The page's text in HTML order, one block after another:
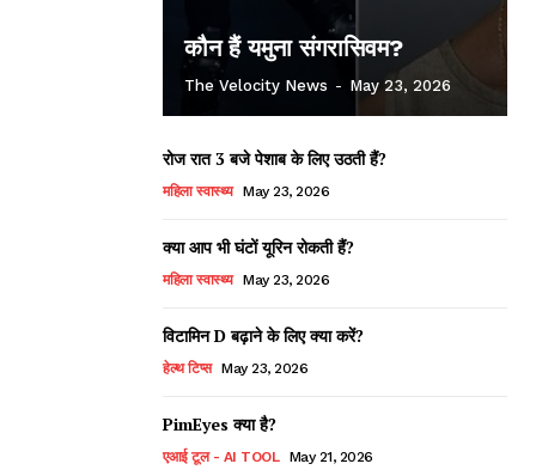
कौन हैं यमुना संगरासिवम?
The Velocity News - May 23, 2026
रोज रात 3 बजे पेशाब के लिए उठती हैं?
महिला स्वास्थ्य May 23, 2026
क्या आप भी घंटों यूरिन रोकती हैं?
महिला स्वास्थ्य May 23, 2026
विटामिन D बढ़ाने के लिए क्या करें?
हेल्थ टिप्स May 23, 2026
PimEyes क्या है?
एआई टूल - AI TOOL May 21, 2026